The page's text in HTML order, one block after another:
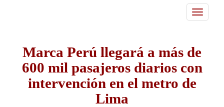
Toggle
Marca Perú llegará a más de
600 mil pasajeros diarios con
intervención en el metro de
Lima